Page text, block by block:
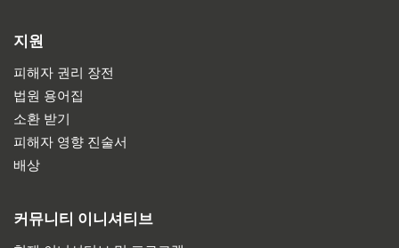
지원
피해자 권리 장전
법원 용어집
소환 받기
피해자 영향 진술서
배상
커뮤니티 이니셔티브